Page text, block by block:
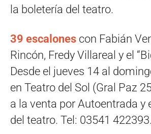
la boletería del teatro.
39 escalones con Fabián
Rincón, Fredy Villareal y el
Desde el jueves 14 al
en Teatro del Sol (Gral Paz
a la venta por Autoentrada y
del teatro. Tel: 03541 422393.